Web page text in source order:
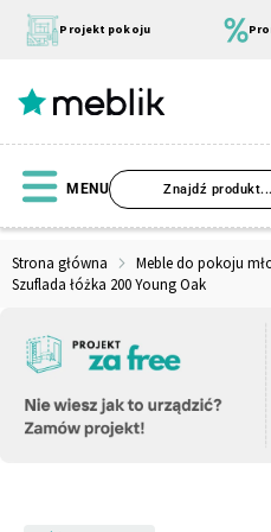
treści
Projekt pokoju
MENU
Strona główna
Meble do pokoju
Szuflada łóżka 200 Young Oak
Wszystkie Kolekcje
Szafa
Materace